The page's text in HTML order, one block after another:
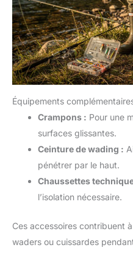
Équipements
Crampons : Pour une
surfaces glissantes.
Ceinture de wading :
pénétrer par le haut.
Chaussettes
l’isolation nécessaire.
Ces accessoires contribuent
waders ou cuissardes